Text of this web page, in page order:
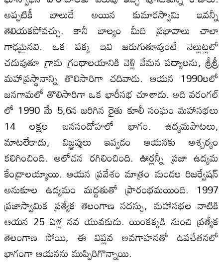
అప్పటికీ బాలుడే అయిన కుమారస్వామి ఇవన్నీ
తెలియకపోవచ్చు. కానీ బాల్యం మీది ప్రభావాలు చాలా
గాఢమైనవి. ఒక పక్క ఇవి జరుగుతూవుంటే నెల్లుట్లలో
చదువుతూ గ్రామ గ్రంథాలయానికి వెళ్లి వేమన పద్యాలను, శ్రీశ్రీ
మహాప్రస్థానాన్ని తొలిసారిగా చదివాడు. ఆయన 1990లలో
జనగామలో తొలిసారిగా ఒక భారీసభ చూశాడు. అది వరంగల్
లో 1990 మే 5,6న జరిగిన రైతు కూలీ సంఘం మహాసభలు
14 లక్షల జనసందోహలో భాగం. ఉద్యమపాటలు,
మాటలేకాదు, విజ్ఞప్తులు ఇవ్వడం ఆయనకు ఆశ్చర్యం
కలిగించింది. ఆలోచన రగిలించింది. ఊర్లన్నీ ప్రజా ఉద్యమ
కేంద్రాలయ్యాయి. ఆయన ప్రవేశం మాత్రం మండల రిజర్వేషన్
అనుకూల ఉద్యమం మద్దతుతో ప్రారంభమయింది. 1997
ప్రజాస్వామిక ప్రత్యేక తెలంగాణ సదస్సు, మహాసభల నాటికి
ఆయన 25 ఏళ్ల నవ యువకుడు. యింకక్కడి నుంచి ప్రత్యేక
తెలంగాణ సోయి, ఈ విప్లవ అవగాహనతో ఉపచేతనలో
భాగంగా ఆయనను ముప్పిరిగొన్నాయి.